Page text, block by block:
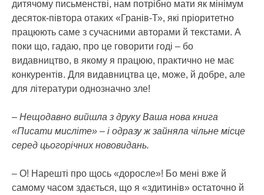
дитячому письменстві, нам потрібно мати як мінімум
десяток-півтора отаких «Гранів-Т», які пріоритетно
працюють саме з сучасними авторами й текстами. А
поки що, гадаю, про це говорити годі – бо
видавництво, в якому я працюю, практично не має
конкурентів. Для видавництва це, може, й добре, але
для літератури однозначно зле!
– Нещодавно вийшла з друку Ваша нова книга
«Писати мисліте» – і одразу ж зайняла чільне місце
серед цьогорічних нововидань.
– О! Нарешті про щось «доросле»! Бо мені вже й
самому часом здається, що я «здитинів» остаточно й